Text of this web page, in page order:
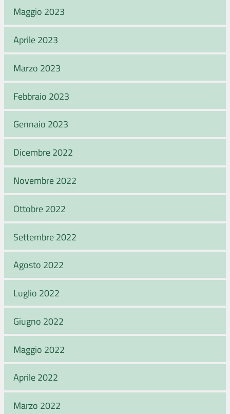
Maggio 2023
Aprile 2023
Marzo 2023
Febbraio 2023
Gennaio 2023
Dicembre 2022
Novembre 2022
Ottobre 2022
Settembre 2022
Agosto 2022
Luglio 2022
Giugno 2022
Maggio 2022
Aprile 2022
Marzo 2022